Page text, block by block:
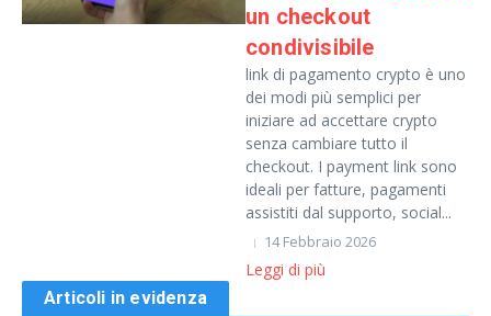
un checkout
condivisibile
link di pagamento crypto è uno
dei modi più semplici per
iniziare ad accettare crypto
senza cambiare tutto il
checkout. I payment link sono
ideali per fatture, pagamenti
assistiti dal supporto, social...
14 Febbraio 2026
Leggi di più
Articoli in evidenza